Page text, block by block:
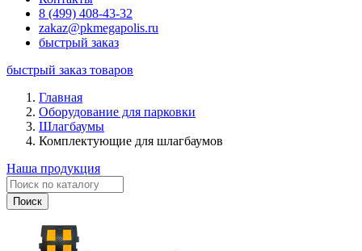
8 (499) 408-43-32
zakaz@pkmegapolis.ru
быстрый заказ
быстрый заказ товаров
Главная
Оборудование для парковки
Шлагбаумы
Комплектующие для шлагбаумов
Наша продукция